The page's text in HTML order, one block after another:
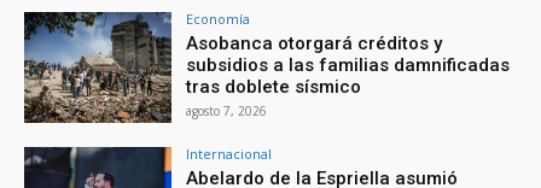
Economía
Asobanca otorgará créditos y
subsidios a las familias damnificadas
tras doblete sísmico
agosto 7, 2026
Internacional
Abelardo de la Espriella asumió